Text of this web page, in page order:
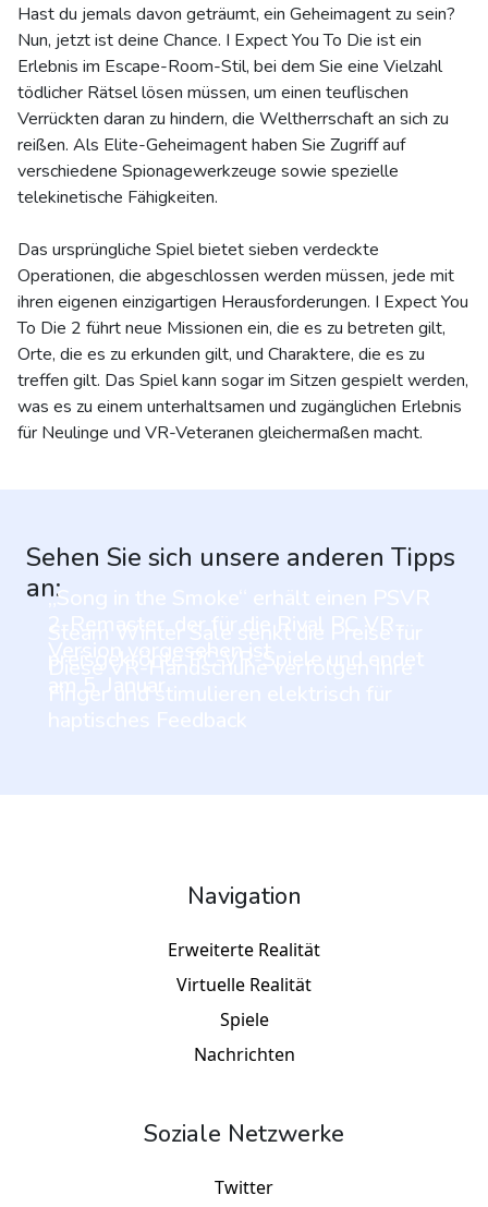
Hast du jemals davon geträumt, ein Geheimagent zu sein?
Nun, jetzt ist deine Chance. I Expect You To Die ist ein
Erlebnis im Escape-Room-Stil, bei dem Sie eine Vielzahl
tödlicher Rätsel lösen müssen, um einen teuflischen
Verrückten daran zu hindern, die Weltherrschaft an sich zu
reißen. Als Elite-Geheimagent haben Sie Zugriff auf
verschiedene Spionagewerkzeuge sowie spezielle
telekinetische Fähigkeiten.
Das ursprüngliche Spiel bietet sieben verdeckte
Operationen, die abgeschlossen werden müssen, jede mit
ihren eigenen einzigartigen Herausforderungen. I Expect You
To Die 2 führt neue Missionen ein, die es zu betreten gilt,
Orte, die es zu erkunden gilt, und Charaktere, die es zu
treffen gilt. Das Spiel kann sogar im Sitzen gespielt werden,
was es zu einem unterhaltsamen und zugänglichen Erlebnis
für Neulinge und VR-Veteranen gleichermaßen macht.
Sehen Sie sich unsere anderen Tipps
an:„Song in the Smoke“ erhält einen PSVR
Navigation
Erweiterte Realität
Virtuelle Realität
Spiele
Nachrichten
Soziale Netzwerke
Twitter